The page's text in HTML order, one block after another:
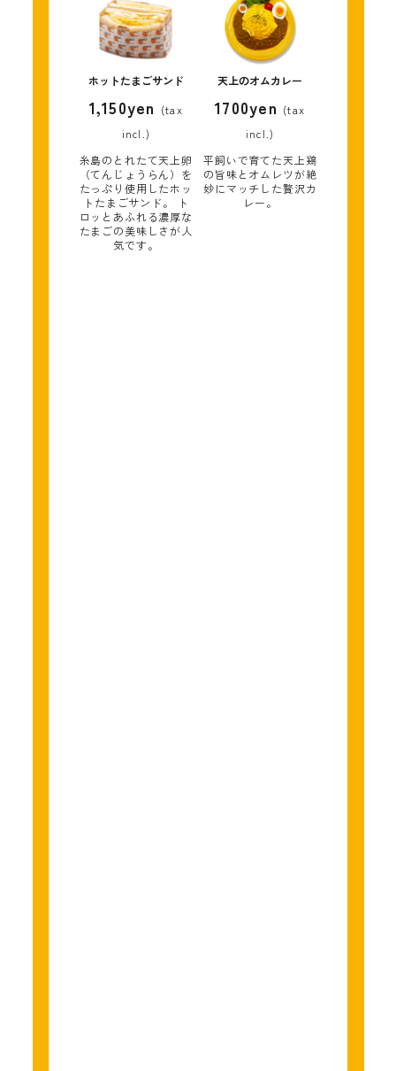
ホットたまごサンド
1,150yen (tax
incl.)
糸島のとれたて天上卵
（てんじょうらん）を
たっぷり使用したホッ
トたまごサンド。 ト
ロッとあふれる濃厚な
たまごの美味しさが人
気です。
天上のオムカレー
1700yen (tax
incl.)
平飼いで育てた天上鶏
の旨味とオムレツが絶
妙にマッチした贅沢カ
レー。
たまごかけごはんプレート
1500yen(tax incl.)
天上卵を存分に味わえる卵かけ
ご飯御膳。
（ご飯•味噌汁付き）
※天上卵食べ放題/ご飯おかわり
1回。
カスタードスムージー
850yen (tax
incl.)
天上卵とミルクの濃厚
カスタードをスムージ
ーに。ひんやりとした
贅沢な味わい。
エッグラテ
800yen(tax
incl.)
ベトナム風の濃厚エッ
グラテ。天上卵の甘み
とコーヒーの苦味が絶
妙に調和。